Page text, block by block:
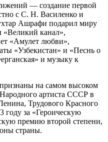
— создание первой
с С. Н. Василенко и
Ашрафи подарил миру
«Великий канал»,
«Амулет любви»,
«Узбекистан» и «Песнь о
и музыку к
на самом высоком
артиста СССР в
Трудового Красного
году за «Героическую
премию второй степени,
страны.